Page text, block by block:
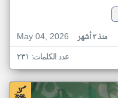
May 04, 2026
منذ ٣ أشهر
عدد الكلمات: ٢٣١